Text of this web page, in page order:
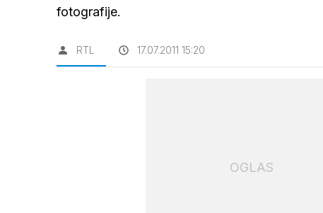
fotografije.
RTL 17.07.2011 15:20
OGLAS